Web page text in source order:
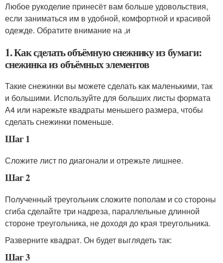
Любое рукоделие принесёт вам больше удовольствия,
если заниматься им в удобной, комфортной и красивой
одежде. Обратите внимание на ,и
1. Как сделать объёмную снежнику из бумаги:
снежинка из объёмных элементов
Такие снежинки вы можете сделать как маленькими, так
и большими. Используйте для больших листы формата
А4 или нарежьте квадраты меньшего размера, чтобы
сделать снежинки поменьше.
Шаг 1
Сложите лист по диагонали и отрежьте лишнее.
Шаг 2
Полученный треугольник сложите пополам и со стороны
сгиба сделайте три надреза, параллельные длинной
стороне треугольника, не доходя до края треугольника.
Разверните квадрат. Он будет выглядеть так:
Шаг 3